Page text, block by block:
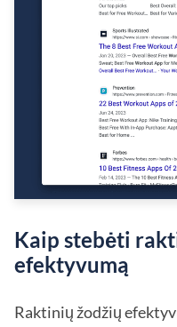
Kaip stebėti
efektyvumą
Raktinių žodžių